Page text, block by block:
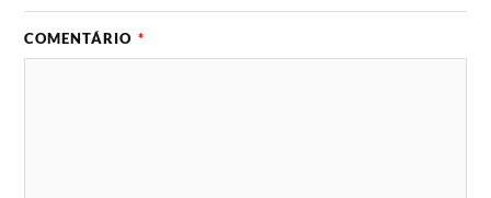
COMENTÁRIO *